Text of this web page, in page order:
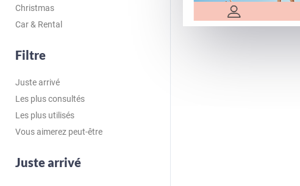
Christmas
Car & Rental
Filtre
Juste arrivé
Les plus consultés
Les plus utilisés
Vous aimerez peut-être
Juste arrivé